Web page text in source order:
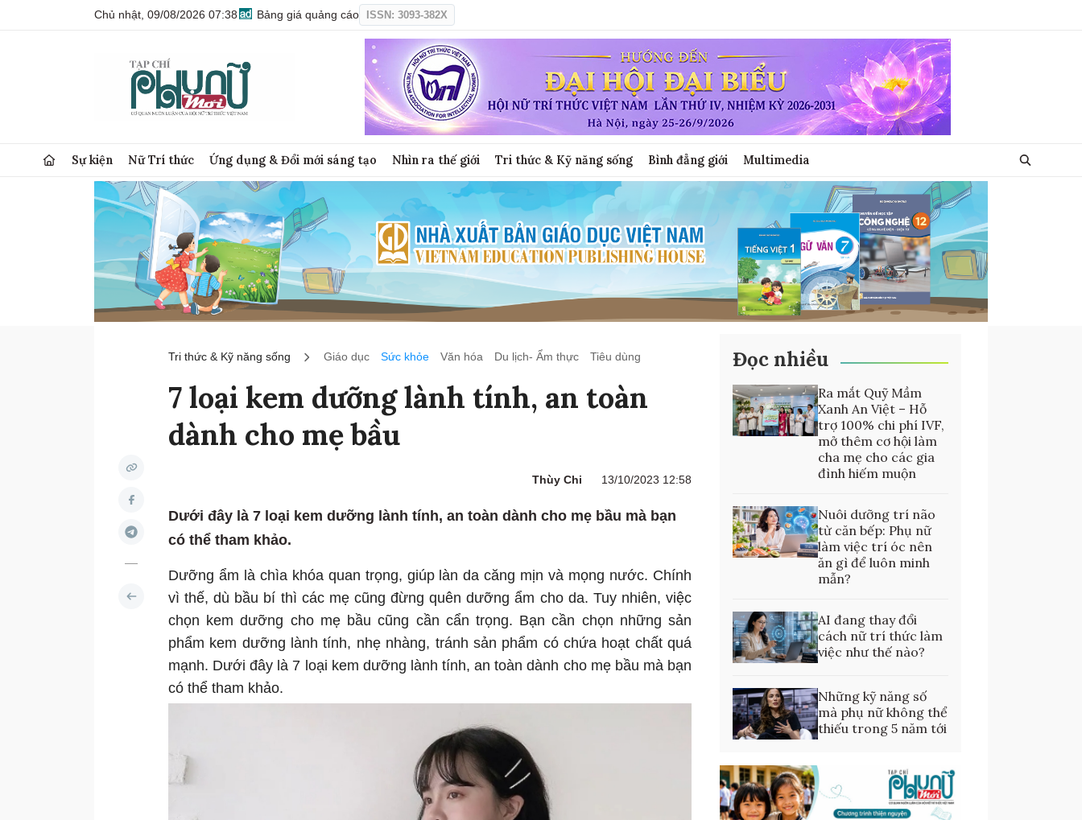
Chủ nhật, 09/08/2026 07:38 Bảng giá quảng cáo ISSN: 3093-382X
Sự kiện Nữ Trí thức Ứng dụng & Đổi mới sáng tạo Nhìn ra thế giới Tri thức & Kỹ năng sống Bình đẳng giới Multimedia
Tri thức & Kỹ năng sống Giáo dục Sức khỏe Văn hóa Du lịch- Ẩm thực Tiêu dùng
7 loại kem dưỡng lành tính, an toàn
dành cho mẹ bầu
Thùy Chi 13/10/2023 12:58
Dưới đây là 7 loại kem dưỡng lành tính, an toàn dành cho mẹ bầu mà bạn
có thể tham khảo.
Dưỡng ẩm là chìa khóa quan trọng, giúp làn da căng mịn và mọng nước. Chính
vì thế, dù bầu bí thì các mẹ cũng đừng quên dưỡng ẩm cho da. Tuy nhiên, việc
chọn kem dưỡng cho mẹ bầu cũng cần cẩn trọng. Bạn cần chọn những sản
phẩm kem dưỡng lành tính, nhẹ nhàng, tránh sản phẩm có chứa hoạt chất quá
mạnh. Dưới đây là 7 loại kem dưỡng lành tính, an toàn dành cho mẹ bầu mà bạn
có thể tham khảo.
Đọc nhiều
Ra mắt Quỹ Mầm
Xanh An Việt – Hỗ
trợ 100% chi phí IVF,
mở thêm cơ hội làm
cha mẹ cho các gia
đình hiếm muộn
Nuôi dưỡng trí não
từ căn bếp: Phụ nữ
làm việc trí óc nên
ăn gì để luôn minh
mẫn?
AI đang thay đổi
cách nữ trí thức làm
việc như thế nào?
Những kỹ năng số
mà phụ nữ không thể
thiếu trong 5 năm tới